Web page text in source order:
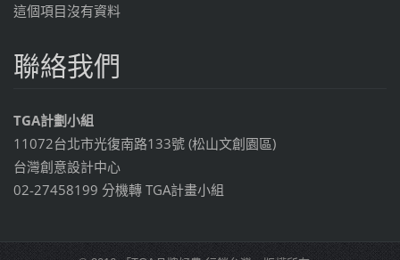
這個項目沒有資料
聯絡我們
TGA計劃小組
11072台北市光復南路133號 (松山文創園區)
台灣創意設計中心
02-27458199 分機轉 TGA計畫小組